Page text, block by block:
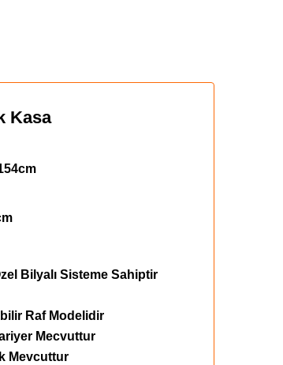
Kasa
Bilyalı Sisteme Sahiptir
Raf Modelidir
Mecvuttur
Mevcuttur